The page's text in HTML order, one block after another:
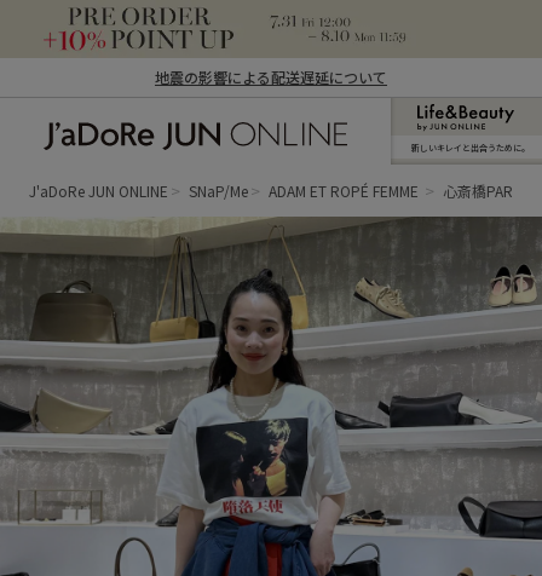
地震の影響による配送遅延について
ン オンライン）
新しいキレイと出合うために。
J'aDoRe JUN ONLINE SNaP/Me ADAM ET ROPÉ FEMME 心斎橋PARCO